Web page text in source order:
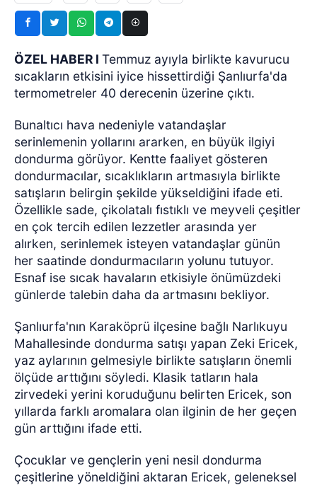
ÖZEL HABER ITemmuz ayıyla birlikte kavurucu
sıcakların etkisini iyice hissettirdiği Şanlıurfa'da
termometreler 40 derecenin üzerine çıktı.
Bunaltıcı hava nedeniyle vatandaşlar
serinlemenin yollarını ararken, en büyük ilgiyi
dondurma görüyor. Kentte faaliyet gösteren
dondurmacılar, sıcaklıkların artmasıyla birlikte
satışların belirgin şekilde yükseldiğini ifade eti.
Özellikle sade, çikolatalı fıstıklı ve meyveli çeşitler
en çok tercih edilen lezzetler arasında yer
alırken, serinlemek isteyen vatandaşlar günün
her saatinde dondurmacıların yolunu tutuyor.
Esnaf ise sıcak havaların etkisiyle önümüzdeki
günlerde talebin daha da artmasını bekliyor.
Şanlıurfa'nın Karaköprü ilçesine bağlı Narlıkuyu
Mahallesinde dondurma satışı yapan Zeki Ericek,
yaz aylarının gelmesiyle birlikte satışların önemli
ölçüde arttığını söyledi. Klasik tatların hala
zirvedeki yerini koruduğunu belirten Ericek, son
yıllarda farklı aromalara olan ilginin de her geçen
gün arttığını ifade etti.
Çocuklar ve gençlerin yeni nesil dondurma
çeşitlerine yöneldiğini aktaran Ericek, geleneksel